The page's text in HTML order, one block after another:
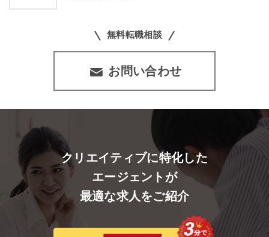
無料転職相談
お問い合わせ
クリエイティブに特化した
エージェントが
最適な求人をご紹介